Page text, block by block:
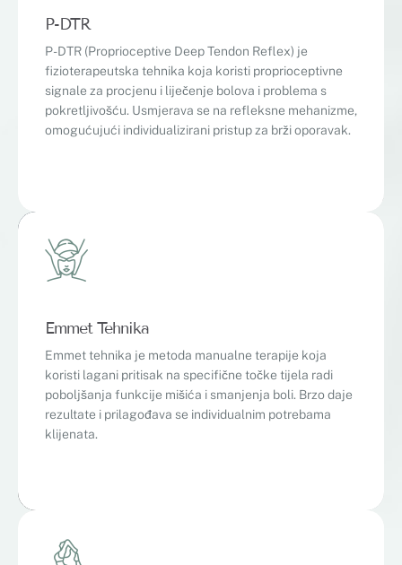
P-DTR
P-DTR (Proprioceptive Deep Tendon Reflex) je
fizioterapeutska tehnika koja koristi proprioceptivne
signale za procjenu i liječenje bolova i problema s
pokretljivošću. Usmjerava se na refleksne mehanizme,
omogućujući individualizirani pristup za brži oporavak.
Emmet Tehnika
Emmet tehnika je metoda manualne terapije koja
koristi lagani pritisak na specifične točke tijela radi
poboljšanja funkcije mišića i smanjenja boli. Brzo daje
rezultate i prilagođava se individualnim potrebama
klijenata.